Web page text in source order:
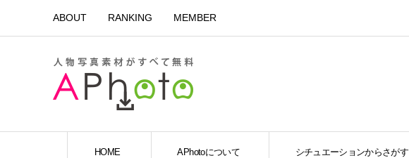
ABOUT RANKING MEMBER
HOME APhotoについて シチュエーションからさがす